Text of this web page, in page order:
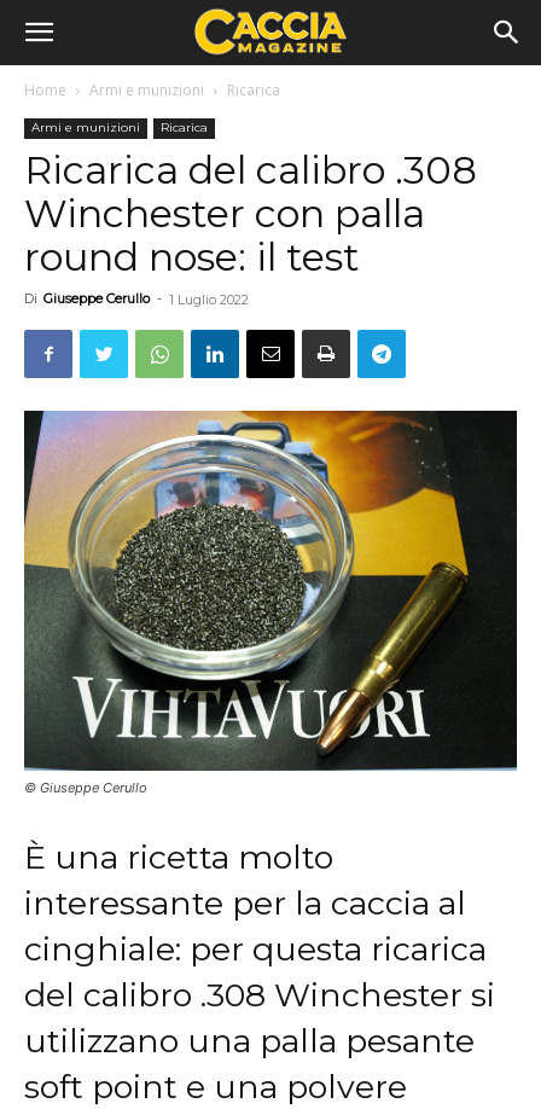
Home Armi e munizioni Ricarica
Armi e munizioni Ricarica
Ricarica del calibro .308
Winchester con palla
round nose: il test
Di Giuseppe Cerullo - 1 Luglio 2022
© Giuseppe Cerullo
È una ricetta molto
interessante per la caccia al
cinghiale: per questa ricarica
del calibro .308 Winchester si
utilizzano una palla pesante
soft point e una polvere